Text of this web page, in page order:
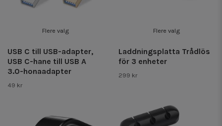
Flere valg
USB C till USB-adapter,
USB C-hane till USB A
3.0-honaadapter
49 kr
Flere valg
Laddningsplatta Trådlös
för 3 enheter
299 kr